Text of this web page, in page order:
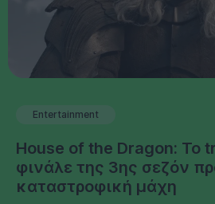
Entertainment
House of the Dragon: Το
φινάλε της 3ης σεζόν
καταστροφική μάχη